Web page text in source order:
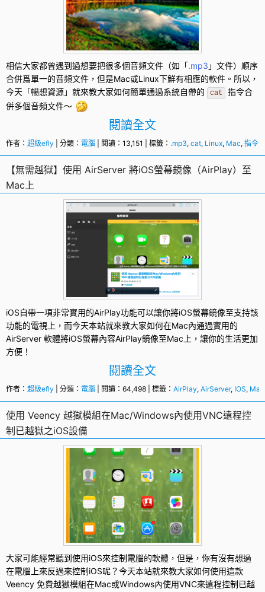
相信大家都曾遇到過想要把很多個音頻文件 （如「.mp3 」文件）順序
合併爲單一的音頻文件，但是Mac或Linux下鮮有相應的軟件。所以，
今天「暢想資源」就來教大家如何簡單通過系統自帶的
cat 指令合
併多個音頻文件～
閱讀全文
作者： 超級efly | 分類： 電腦 | 閱讀：13,151 | 標籤： .mp3, cat, Linux, Mac, 指令
【無需越獄】使用 AirServer 將iOS螢幕鏡像（AirPlay）至
Mac上
iOS自帶一項非常實用的AirPlay功能可以讓你將iOS螢幕鏡像至支持該
功能的電視上，而今天本站就來教大家如何在Mac內通過實用的
AirServer 軟體將iOS螢幕內容AirPlay鏡像至Mac上，讓你的生活更加
方便！
閱讀全文
作者： 超級efly | 分類： 電腦 | 閱讀：64,498 | 標籤： AirPlay, AirServer, IOS, Mac
使用 Veency 越獄模組在Mac/Windows內使用VNC遠程控
制已越獄之iOS設備
大家可能經常聽到使用iOS來控制電腦的軟體，但是，你有沒有想過
在電腦上來反過來控制iOS呢？今天本站就來教大家如何使用這款
Veency 免費越獄模組在Mac或Windows內使用VNC來遠程控制已越